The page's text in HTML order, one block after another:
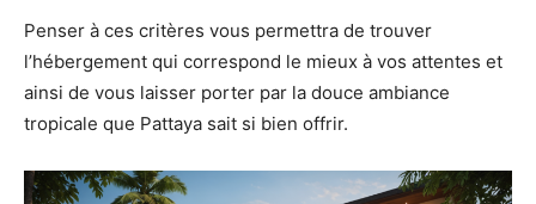
Penser à ces critères vous permettra de trouver
l’hébergement qui correspond le mieux à vos attentes et
ainsi de vous laisser porter par la douce ambiance
tropicale que Pattaya sait si bien offrir.